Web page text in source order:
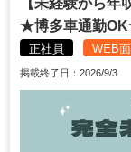
★博多車通勤
正社員 WEB
掲載終了日：2026/9/3